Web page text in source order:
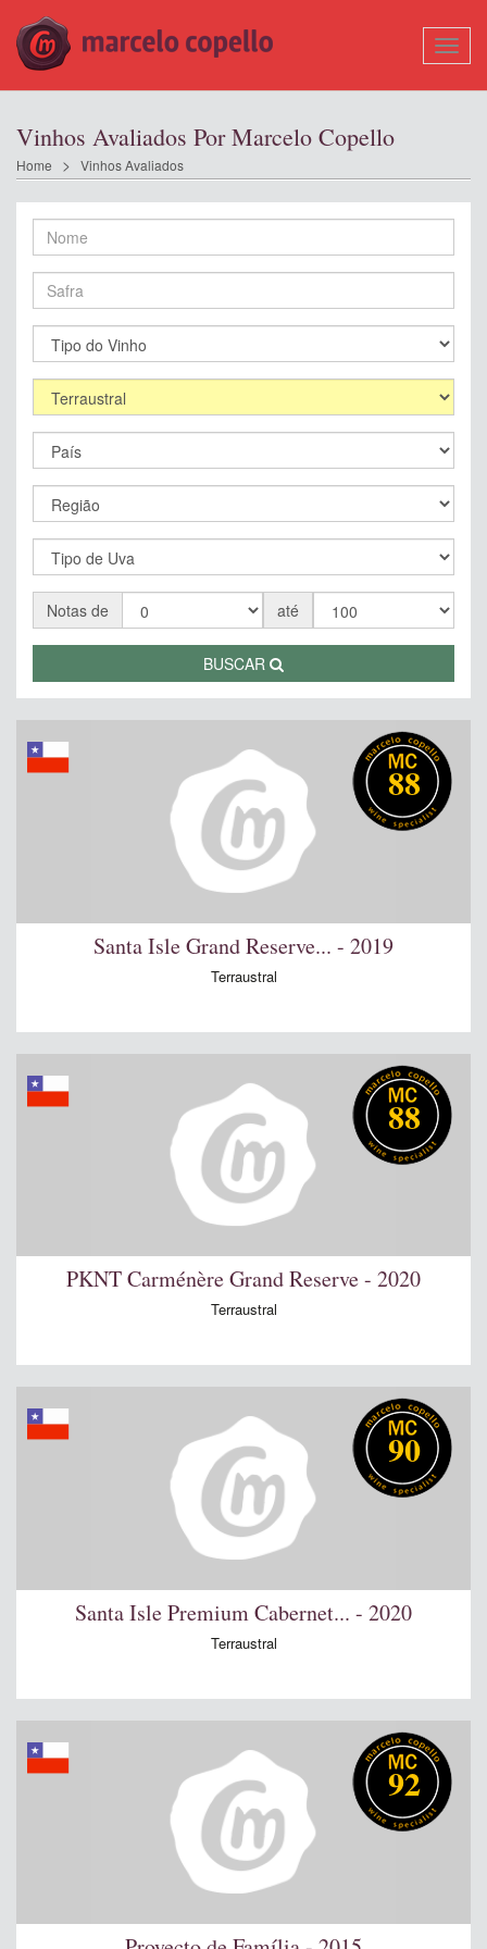
Vinhos Avaliados Por Marcelo Copello
Home Vinhos Avaliados
Notas de até
BUSCAR
88
Santa Isle Grand Reserve... - 2019
Terraustral
88
PKNT Carménère Grand Reserve - 2020
Terraustral
90
Santa Isle Premium Cabernet... - 2020
Terraustral
92